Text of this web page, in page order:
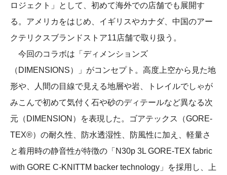
ロジェクト」として、初めて海外での店舗でも展開す
る。アメリカをはじめ、イギリスやカナダ、中国のアー
クテリクスブランドストア11店舗で取り扱う。
今回のコラボは「ディメンションズ
（DIMENSIONS）」がコンセプト。高度上空から見た地
形や、人間の目線で見える地層や岩、トレイルでしゃが
みこんで初めて気付く石や砂のディテールなど異なる次
元（DIMENSION）を表現した。ゴアテックス（GORE-
TEX®）の耐久性、防水透湿性、防風性に加え、軽量さ
と着用時の静音性が特徴の「N30p 3L GORE-TEX fabric
with GORE C-KNITTM backer technology」を採用し、上